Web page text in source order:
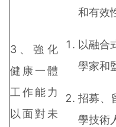
和有效
3、強化
健康一體
工作能力
以面對未
以融合
學家和
招募、
學技術